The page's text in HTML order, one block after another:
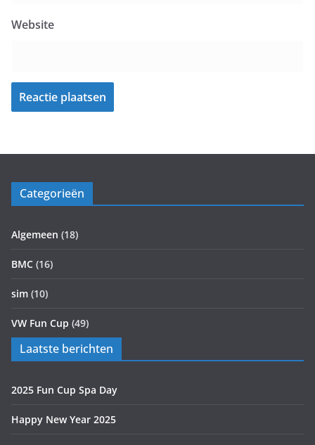
Website
Categorieën
Algemeen (18)
BMC (16)
sim (10)
VW Fun Cup (49)
Laatste berichten
2025 Fun Cup Spa Day
Happy New Year 2025